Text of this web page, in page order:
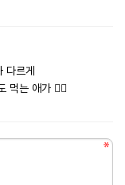
다르게
먹는 애가 😮‍💨